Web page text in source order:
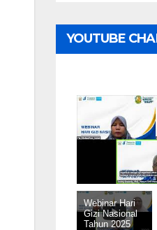
YOUTUBE
Webinar Hari
Gizi Nasional
Tahun 2025